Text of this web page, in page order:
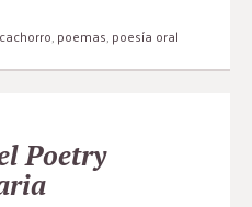
,poemas,poesía oral
Poetry